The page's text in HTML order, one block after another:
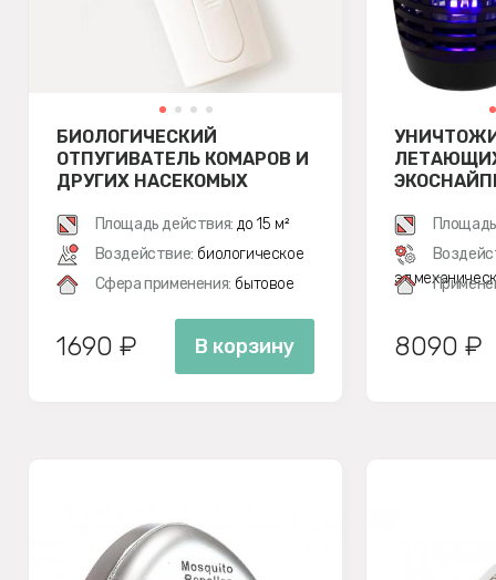
БИОЛОГИЧЕСКИЙ
ОТПУГИВАТЕЛЬ КОМАРОВ И
ДРУГИХ НАСЕКОМЫХ
Площадь действия: до 15 м²
Воздействие: биологическое
Сфера применения: бытовое
1690 ₽ В корзину 8090 ₽